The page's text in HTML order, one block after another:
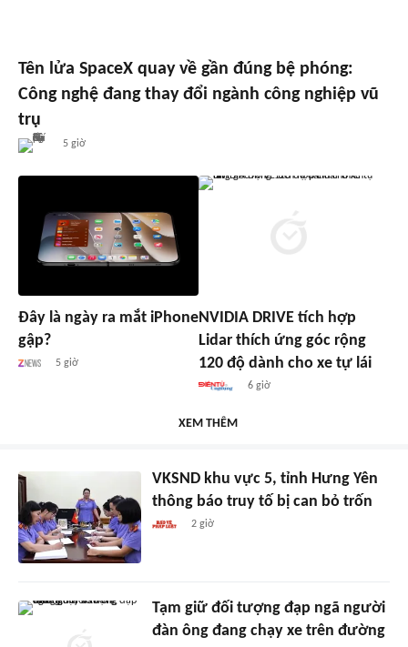
Tên lửa SpaceX quay về gần đúng bệ phóng:
Công nghệ đang thay đổi ngành công nghiệp vũ
trụ
5 giờ
Đây là ngày ra mắt iPhone
gập?
5 giờ
NVIDIA DRIVE tích hợp
Lidar thích ứng góc rộng
120 độ dành cho xe tự lái
6 giờ
XEM THÊM
VKSND khu vực 5, tỉnh Hưng Yên
thông báo truy tố bị can bỏ trốn
2 giờ
Tạm giữ đối tượng đạp ngã người
đàn ông đang chạy xe trên đường